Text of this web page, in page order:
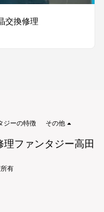
交換修理
ファンタジー高田
有
ジーの特徴 その他